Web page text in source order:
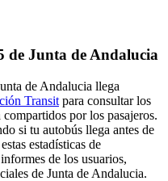
de Junta de Andalucia
de Andalucia llega
Transit para consultar los
por los pasajeros.
si tu autobús llega antes de
estadísticas de
de los usuarios,
de Junta de Andalucia.